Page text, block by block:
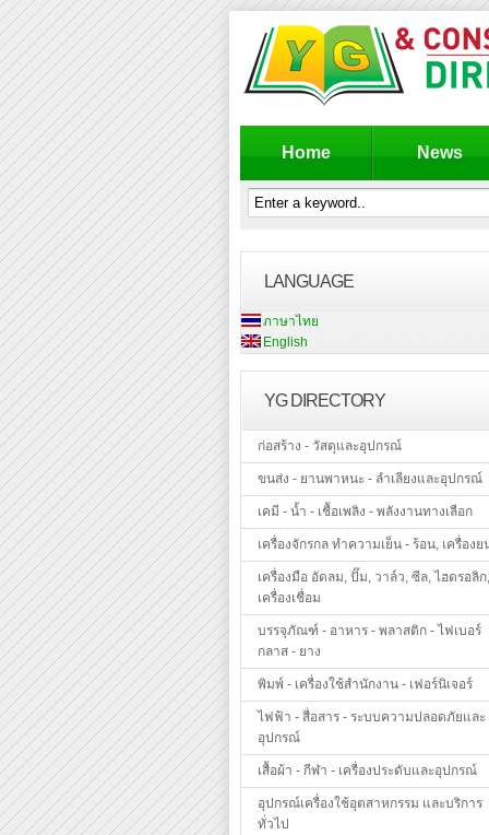
Home News
LANGUAGE
ภาษาไทย
English
YG DIRECTORY
ก่อสร้าง - วัสดุและอุปกรณ์
ขนส่ง - ยานพาหนะ - ลำเลียงและอุปกรณ์
เคมี - น้ำ - เชื้อเพลิง - พลังงานทางเลือก
เครื่องจักรกล ทำความเย็น - ร้อน, เครื่องย
เครื่องมือ อัดลม, ปั๊ม, วาล์ว, ซีล, ไฮดรอลิก,
เครื่องเชื่อม
บรรจุภัณฑ์ - อาหาร - พลาสติก - ไฟเบอร์
กลาส - ยาง
พิมพ์ - เครื่องใช้สำนักงาน - เฟอร์นิเจอร์
ไฟฟ้า - สื่อสาร - ระบบความปลอดภัยและ
อุปกรณ์
เสื้อผ้า - กีฬา - เครื่องประดับและอุปกรณ์
อุปกรณ์เครื่องใช้อุตสาหกรรม และบริการ
ทั่วไป